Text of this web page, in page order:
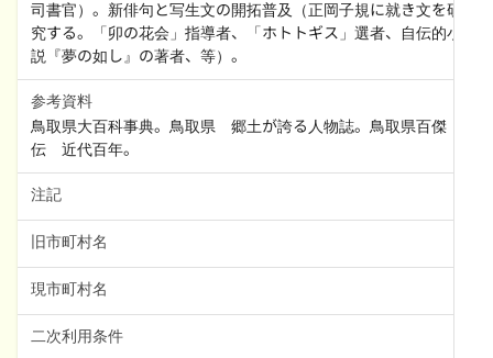
司書官）。新俳句と写生文の開拓普及（正岡子規に就き文を研
究する。「卯の花会」指導者、「ホトトギス」選者、自伝的小
説『夢の如し』の著者、等）。
参考資料
鳥取県大百科事典。鳥取県　郷土が誇る人物誌。鳥取県百傑
伝　近代百年。
注記
旧市町村名
現市町村名
二次利用条件